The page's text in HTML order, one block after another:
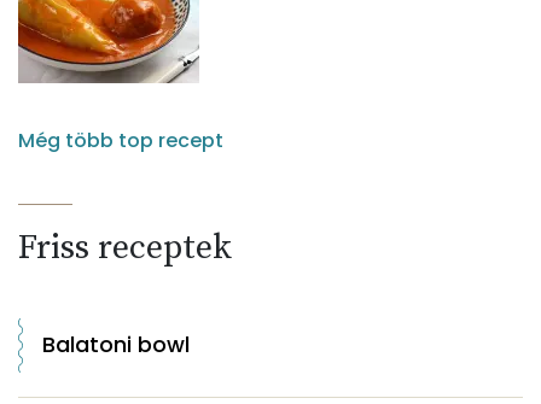
Még több top recept
Friss receptek
Balatoni bowl